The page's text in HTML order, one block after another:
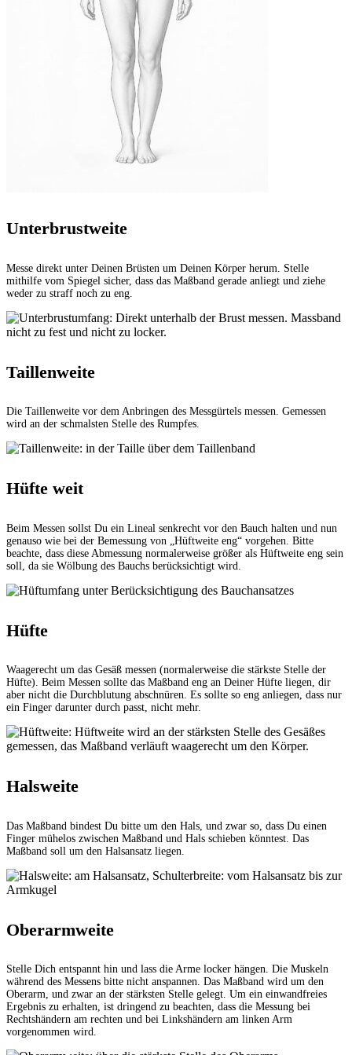
Unterbrustweite
Messe direkt unter Deinen Brüsten um Deinen Körper herum. Stelle
mithilfe vom Spiegel sicher, dass das Maßband gerade anliegt und ziehe
weder zu straff noch zu eng.
Taillenweite
Die Taillenweite vor dem Anbringen des Messgürtels messen. Gemessen
wird an der schmalsten Stelle des Rumpfes.
Hüfte weit
Beim Messen sollst Du ein Lineal senkrecht vor den Bauch halten und nun
genauso wie bei der Bemessung von „Hüftweite eng“ vorgehen. Bitte
beachte, dass diese Abmessung normalerweise größer als Hüftweite eng sein
soll, da sie Wölbung des Bauchs berücksichtigt wird.
Hüfte
Waagerecht um das Gesäß messen (normalerweise die stärkste Stelle der
Hüfte). Beim Messen sollte das Maßband eng an Deiner Hüfte liegen, dir
aber nicht die Durchblutung abschnüren. Es sollte so eng anliegen, dass nur
ein Finger darunter durch passt, nicht mehr.
Halsweite
Das Maßband bindest Du bitte um den Hals, und zwar so, dass Du einen
Finger mühelos zwischen Maßband und Hals schieben könntest. Das
Maßband soll um den Halsansatz liegen.
Oberarmweite
Stelle Dich entspannt hin und lass die Arme locker hängen. Die Muskeln
während des Messens bitte nicht anspannen. Das Maßband wird um den
Oberarm, und zwar an der stärksten Stelle gelegt. Um ein einwandfreies
Ergebnis zu erhalten, ist dringend zu beachten, dass die Messung bei
Rechtshändern am rechten und bei Linkshändern am linken Arm
vorgenommen wird.